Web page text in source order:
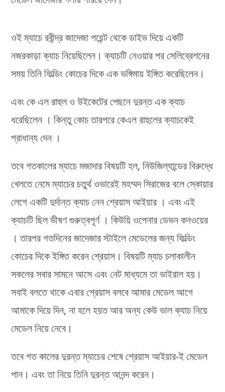
ওই ম্যাচে রবীন্দ্র জাদেজা পয়েন্ট থেকে ডাইভ দিয়ে একটি
নজরকাড়া ক্যাচ নিয়েছিলেন। ক্যাচটি নেওয়ার পর সেলিব্রেশনের
সময় তিনি ফিল্ডিং কোচের দিকে এক ভঙ্গিমায় ইঙ্গিত করেছিলেন।
এবং কে এল রাহুল ও উইকেটের পেছনে দুরন্ত এক ক্যাচ
ধরেছিলেন । কিন্তু কোচ তারপরে কেএল রাহুলের ক্যাচকেই
প্রাধান্য দেন ।
তবে গতকালের ম্যাচে মজাদার বিষয়টি হল, নিউজিল্যান্ডের বিরুদ্ধে
খেলতে নেমে ম্যাচের চতুর্থ ওভারেই মহম্মদ সিরাজের বলে স্কোয়ার
লেগে একটি দুর্দান্ত ক্যাচ নেন শ্রেয়াস আইয়ার । এবং এই
ক্যাচটি ছিল ভীষণ গুরুত্বপূর্ণ । কিউয়ি ওপেনার ডেভন কনওয়ের
। তারপর গতদিনের জাদেজার স্টাইলে মেডেলের জন্য ফিল্ডিং
কোচের দিকে ইঙ্গিত করেন শ্রেয়াস। বিষয়টি ম্যাচ চলাকালীন
সকলের সবার সামনে আসে এবং নেট মাধ্যমে তা ভাইরাল হয়।
সবাই বলতে থাকে এবার শ্রেয়াস বলবে আমার মেডেল আগে
আমাকে দিয়ে দিন, না হলে হয়ত আর অন্য কেউ ভাল ক্যাচ নিয়ে
মেডেল নিয়ে নেবে।
তবে গত কালের দুরন্ত ম্যাচের শেষে শ্রেয়াস আইয়ার-ই মেডেল
পান। এবং তা নিয়ে তিনি দুরন্ত আনন্দ করেন।